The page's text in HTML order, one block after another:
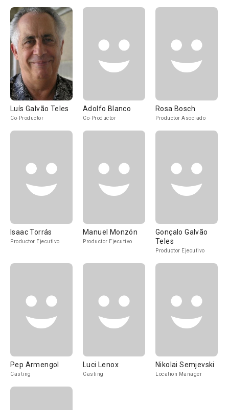
Luís Galvão Teles
Co-Productor
Adolfo Blanco
Co-Productor
Rosa Bosch
Productor Asociado
Isaac Torrás
Productor Ejecutivo
Manuel Monzón
Productor Ejecutivo
Gonçalo Galvão
Teles
Productor Ejecutivo
Pep Armengol
Casting
Luci Lenox
Casting
Nikolai Semjevski
Location Manager